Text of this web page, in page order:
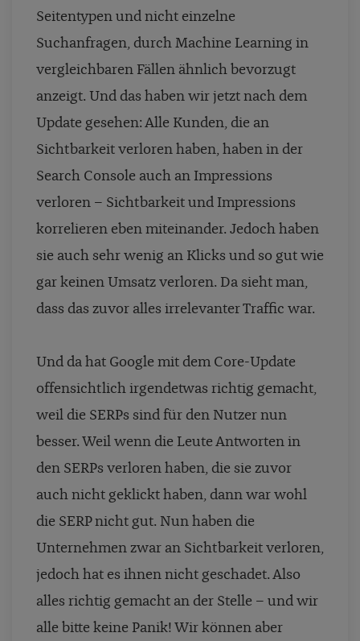
Seitentypen und nicht einzelne
Suchanfragen, durch Machine Learning in
vergleichbaren Fällen ähnlich bevorzugt
anzeigt. Und das haben wir jetzt nach dem
Update gesehen: Alle Kunden, die an
Sichtbarkeit verloren haben, haben in der
Search Console auch an Impressions
verloren – Sichtbarkeit und Impressions
korrelieren eben miteinander. Jedoch haben
sie auch sehr wenig an Klicks und so gut wie
gar keinen Umsatz verloren. Da sieht man,
dass das zuvor alles irrelevanter Traffic war.
Und da hat Google mit dem Core-Update
offensichtlich irgendetwas richtig gemacht,
weil die SERPs sind für den Nutzer nun
besser. Weil wenn die Leute Antworten in
den SERPs verloren haben, die sie zuvor
auch nicht geklickt haben, dann war wohl
die SERP nicht gut. Nun haben die
Unternehmen zwar an Sichtbarkeit verloren,
jedoch hat es ihnen nicht geschadet. Also
alles richtig gemacht an der Stelle – und wir
alle bitte keine Panik! Wir können aber